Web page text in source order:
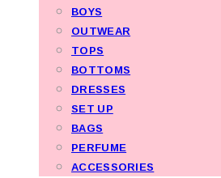
BOYS
OUTWEAR
TOPS
BOTTOMS
DRESSES
SET UP
BAGS
PERFUME
ACCESSORIES